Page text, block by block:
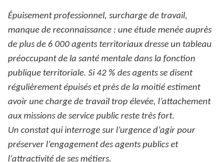
Épuisement professionnel, surcharge de travail,
manque de reconnaissance : une étude menée auprès
de plus de 6 000 agents territoriaux dresse un tableau
préoccupant de la santé mentale dans la fonction
publique territoriale. Si 42 % des agents se disent
régulièrement épuisés et près de la moitié estiment
avoir une charge de travail trop élevée, l’attachement
aux missions de service public reste très fort.
Un constat qui interroge sur l’urgence d’agir pour
préserver l’engagement des agents publics et
l’attractivité de ses métiers.